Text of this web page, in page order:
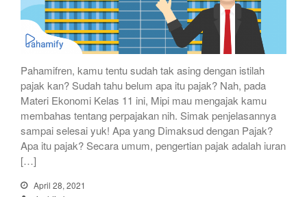
Pahamifren, kamu tentu sudah tak asing dengan istilah
pajak kan? Sudah tahu belum apa itu pajak? Nah, pada
Materi Ekonomi Kelas 11 ini, Mipi mau mengajak kamu
membahas tentang perpajakan nih. Simak penjelasannya
sampai selesai yuk! Apa yang Dimaksud dengan Pajak?
Apa itu pajak? Secara umum, pengertian pajak adalah iuran
[…]
April 28, 2021